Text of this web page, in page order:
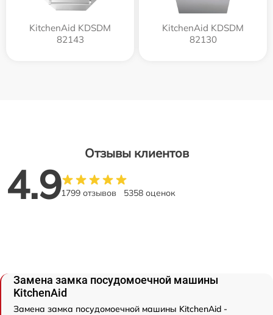
KitchenAid KDSDM
82143
KitchenAid KDSDM
82130
Отзывы клиентов
4.91799 отзывов 5358 оценок
Замена замка посудомоечной машины
KitchenAid
Замена замка посудомоечной машины KitchenAid -